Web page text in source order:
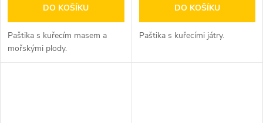
DO KOŠÍKU
Paštika s kuřecím masem a
mořskými plody.
DO KOŠÍKU
Paštika s kuřecími játry.